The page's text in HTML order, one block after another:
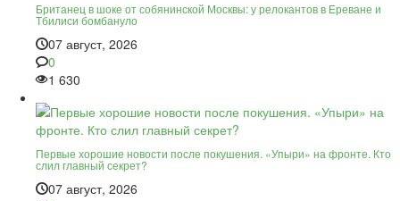
Британец в шоке от собянинской Москвы: у релокантов в Ереване и
Тбилиси бомбануло
07 август, 2026
0
1 630
Первые хорошие новости после покушения. «Упыри» на фронте. Кто
слил главный секрет?
07 август, 2026